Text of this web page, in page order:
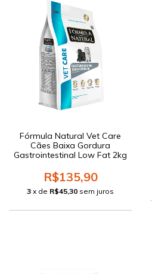
Fórmula Natural Vet Care
Cães Baixa Gordura
Gastrointestinal Low Fat 2kg
R$135,90
3 x de R$45,30 sem juros